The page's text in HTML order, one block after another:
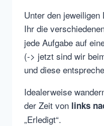
Unter den
Ihr die
jede Aufgabe auf
(-> jetzt sind wir
und diese
Idealerweise
der Zeit von links
„Erledigt“.